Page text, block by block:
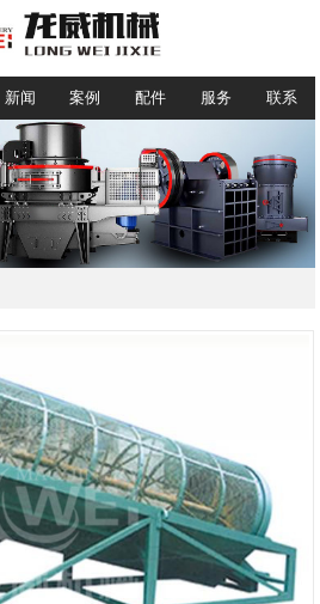
新闻 案例 配件 服务 联系